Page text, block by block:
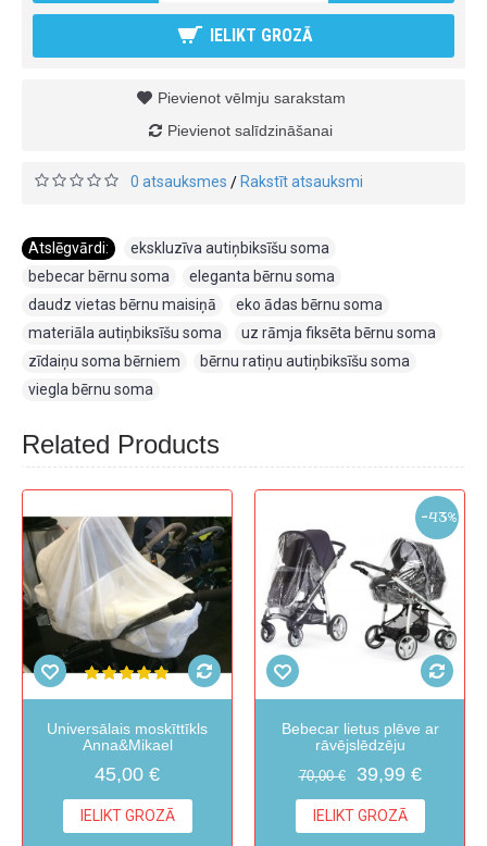
IELIKT GROZĀ
Pievienot vēlmju sarakstam
Pievienot salīdzināšanai
0 atsauksmes / Rakstīt atsauksmi
Atslēgvārdi: ekskluzīva autiņbiksīšu soma
bebecar bērnu soma
eleganta bērnu soma
daudz vietas bērnu maisiņā
eko ādas bērnu soma
materiāla autiņbiksīšu soma
uz rāmja fiksēta bērnu soma
zīdaiņu soma bērniem
bērnu ratiņu autiņbiksīšu soma
viegla bērnu soma
Related Products
Universālais moskīttīkls
Anna&Mikael
45,00 €
IELIKT GROZĀ
-43%
Bebecar lietus plēve ar
rāvējslēdzēju
70,00 € 39,99 €
IELIKT GROZĀ